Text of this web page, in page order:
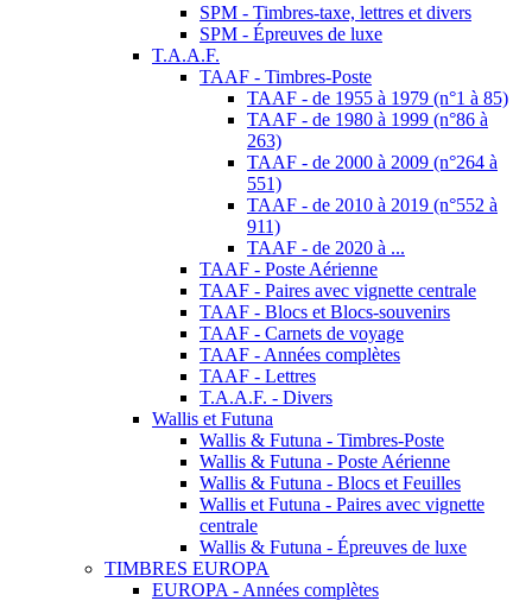
SPM - Timbres-taxe, lettres et divers
SPM - Épreuves de luxe
T.A.A.F.
TAAF - Timbres-Poste
TAAF - de 1955 à 1979 (n°1 à 85)
TAAF - de 1980 à 1999 (n°86 à
263)
TAAF - de 2000 à 2009 (n°264 à
551)
TAAF - de 2010 à 2019 (n°552 à
911)
TAAF - de 2020 à ...
TAAF - Poste Aérienne
TAAF - Paires avec vignette centrale
TAAF - Blocs et Blocs-souvenirs
TAAF - Carnets de voyage
TAAF - Années complètes
TAAF - Lettres
T.A.A.F. - Divers
Wallis et Futuna
Wallis & Futuna - Timbres-Poste
Wallis & Futuna - Poste Aérienne
Wallis & Futuna - Blocs et Feuilles
Wallis et Futuna - Paires avec vignette
centrale
Wallis & Futuna - Épreuves de luxe
TIMBRES EUROPA
EUROPA - Années complètes